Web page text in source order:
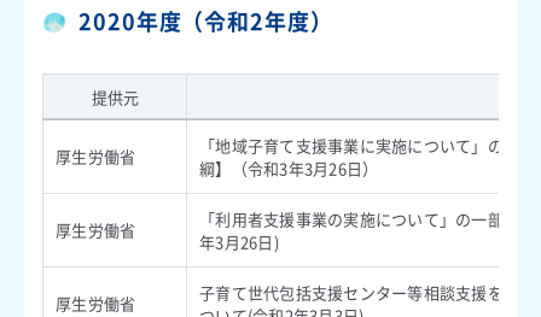
2020年度（令和2年度）
提供元
厚生労働省
「地域子育て支援事業に実施について」の一
綱】（令和3年3月26日）
厚生労働省
「利用者支援事業の実施について」の一部改
年3月26日)
厚生労働省
子育て世代包括支援センター等相談支援を実